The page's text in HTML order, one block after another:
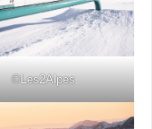
©Les2Alpes